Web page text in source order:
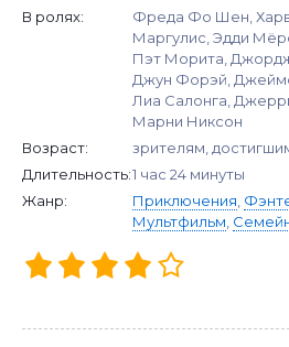
В ролях:
Фреда Фо Шен,
Маргулис, Эдди
Пэт Морита,
Джун Форэй,
Лиа Салонга,
Марни Никсон
Возраст:
зрителям,
Длительность:1 час 24 минуты
Жанр:
Приключения
Мультфильм